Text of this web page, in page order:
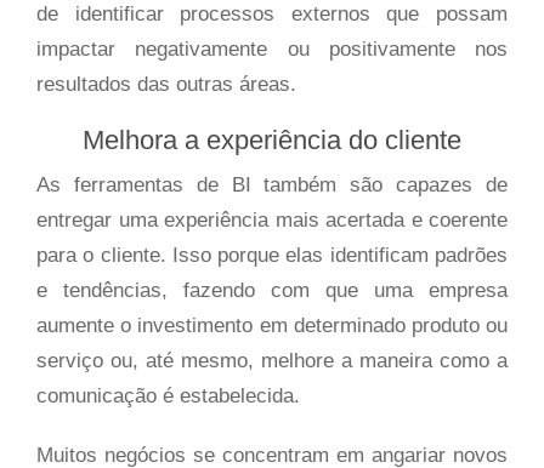
de identificar processos externos que possam
impactar negativamente ou positivamente nos
resultados das outras áreas.
Melhora a experiência do cliente
As ferramentas de BI também são capazes de
entregar uma experiência mais acertada e coerente
para o cliente. Isso porque elas identificam padrões
e tendências, fazendo com que uma empresa
aumente o investimento em determinado produto ou
serviço ou, até mesmo, melhore a maneira como a
comunicação é estabelecida.
Muitos negócios se concentram em angariar novos